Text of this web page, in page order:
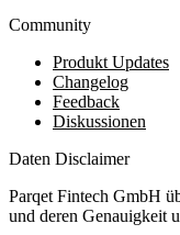
Community
Produkt Updates
Changelog
Feedback
Diskussionen
Daten Disclaimer
Parqet Fintech GmbH
und deren Genauigkeit